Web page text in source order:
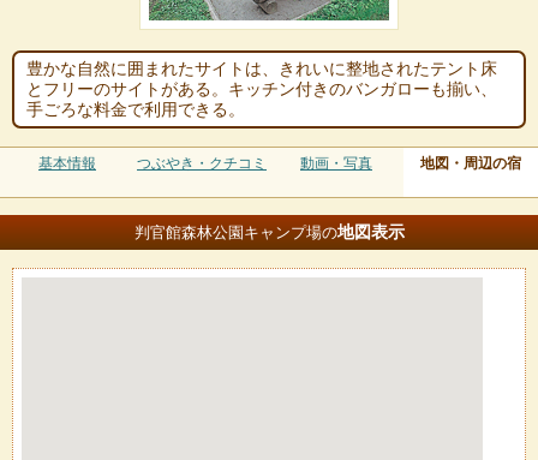
豊かな自然に囲まれたサイトは、きれいに整地されたテント床
とフリーのサイトがある。キッチン付きのバンガローも揃い、
手ごろな料金で利用できる。
基本情報 つぶやき・クチコミ 動画・写真 地図・周辺の宿
判官館森林公園キャンプ場の地図表示